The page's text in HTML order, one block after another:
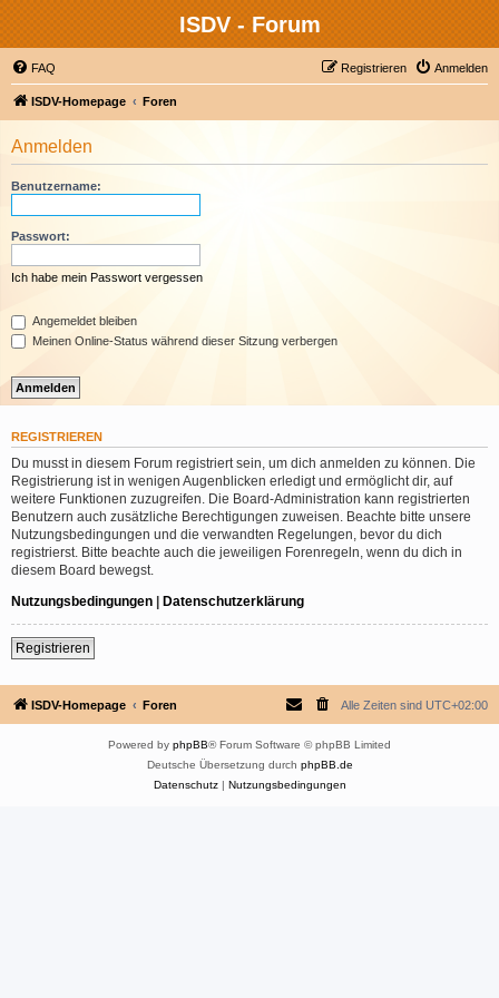
ISDV - Forum
FAQ Anmelden
Registrieren
ISDV-Homepage Foren
Anmelden
Benutzername:
Passwort:
Ich habe mein Passwort vergessen
Angemeldet bleiben
Meinen Online-Status während dieser Sitzung verbergen
REGISTRIEREN
Du musst in diesem Forum registriert sein, um dich anmelden zu können. Die
Registrierung ist in wenigen Augenblicken erledigt und ermöglicht dir, auf
weitere Funktionen zuzugreifen. Die Board-Administration kann registrierten
Benutzern auch zusätzliche Berechtigungen zuweisen. Beachte bitte unsere
Nutzungsbedingungen und die verwandten Regelungen, bevor du dich
registrierst. Bitte beachte auch die jeweiligen Forenregeln, wenn du dich in
diesem Board bewegst.
Nutzungsbedingungen | Datenschutzerklärung
Registrieren
ISDV-Homepage Foren Alle Zeiten sind UTC+02:00
Powered by phpBB® Forum Software © phpBB Limited
Deutsche Übersetzung durch phpBB.de
Datenschutz| Nutzungsbedingungen